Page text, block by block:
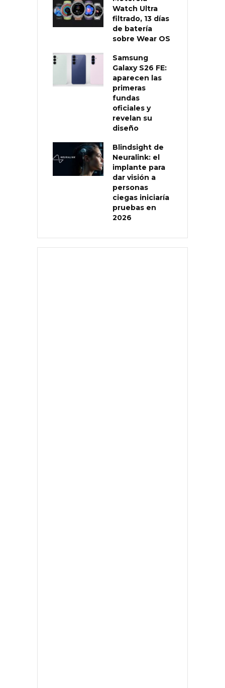
Watch Ultra
filtrado, 13 días
de batería
sobre Wear OS
Samsung
Galaxy S26 FE:
aparecen las
primeras
fundas
oficiales y
revelan su
diseño
Blindsight de
Neuralink: el
implante para
dar visión a
personas
ciegas iniciaría
pruebas en
2026